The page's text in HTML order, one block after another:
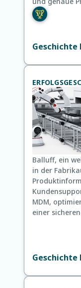
bereitzustellen.
Geschichte
Balluff, ein
in der
MDM,
einer
Geschichte